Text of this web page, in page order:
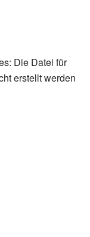
Die Datei für
erstellt werden